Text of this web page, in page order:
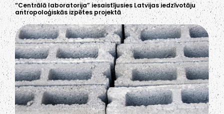
“Centrālā laboratorija” iesaistījusies Latvijas iedzīvotāju
antropoloģiskās izpētes projektā